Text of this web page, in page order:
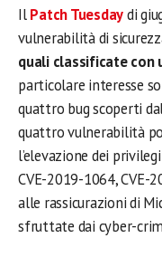
IlPatch Tuesdaydi
vulnerabilità di
quali classificate con
particolare interesse
quattro bug scoperti
quattro vulnerabilità
l’elevazione dei
CVE-2019-1064, CVE-
alle rassicurazioni di
sfruttate dai cyber-